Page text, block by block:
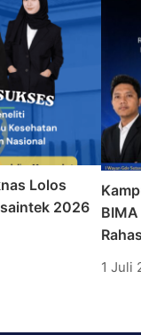
Lolos
2026
1 Juli